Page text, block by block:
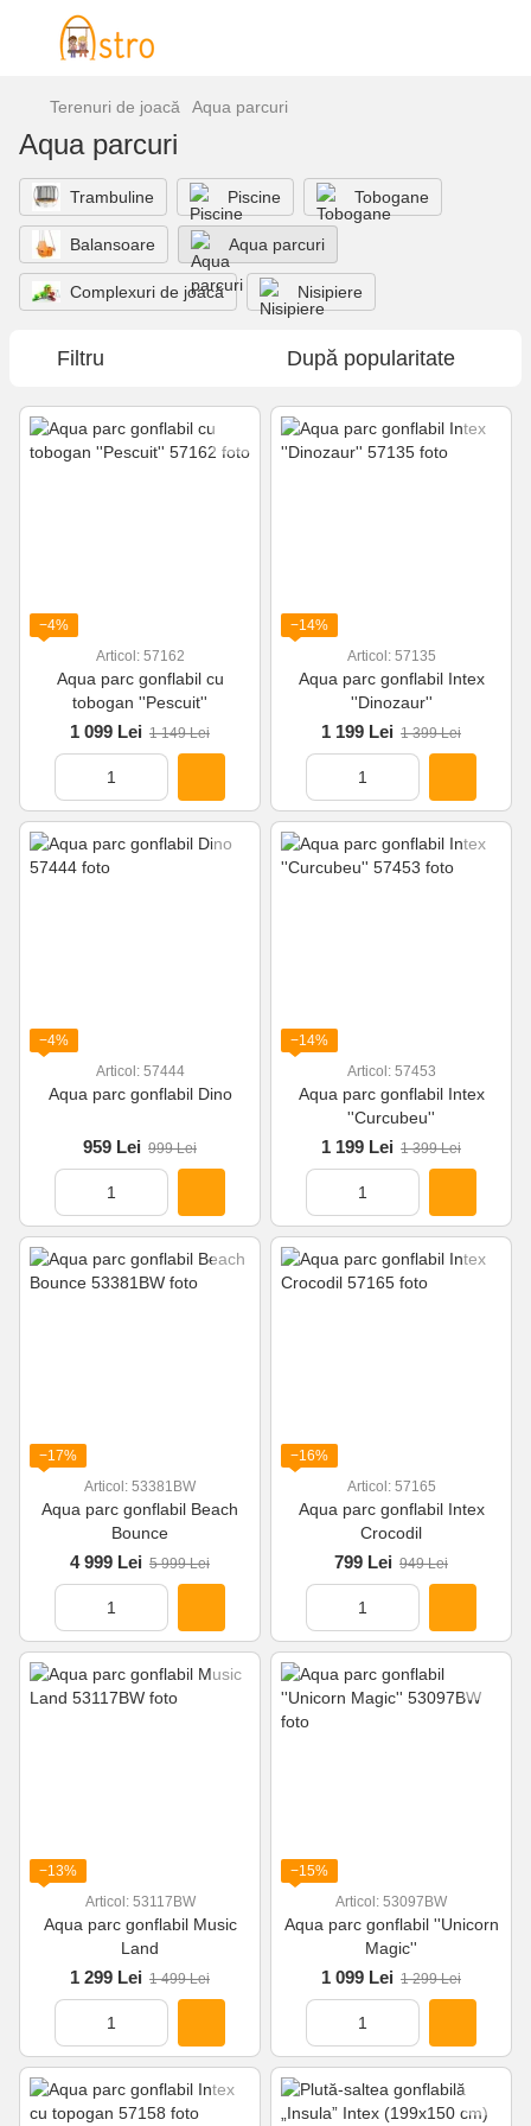
Terenuri de joacă Aqua parcuri
Aqua parcuri
Trambuline Piscine Tobogane
Balansoare Aqua parcuri
Complexuri de joacă Nisipiere
Filtru După popularitate
−4%
Articol: 57162
Aqua parc gonflabil cu
tobogan ''Pescuit''
1 099 Lei 1 149 Lei
−14%
Articol: 57135
Aqua parc gonflabil Intex
''Dinozaur''
1 199 Lei 1 399 Lei
−4%
Articol: 57444
Aqua parc gonflabil Dino
959 Lei 999 Lei
−14%
Articol: 57453
Aqua parc gonflabil Intex
''Curcubeu''
1 199 Lei 1 399 Lei
−17%
Articol: 53381BW
Aqua parc gonflabil Beach
Bounce
4 999 Lei 5 999 Lei
−16%
Articol: 57165
Aqua parc gonflabil Intex
Crocodil
799 Lei 949 Lei
−13%
Articol: 53117BW
Aqua parc gonflabil Music
Land
1 299 Lei 1 499 Lei
−15%
Articol: 53097BW
Aqua parc gonflabil ''Unicorn
Magic''
1 099 Lei 1 299 Lei